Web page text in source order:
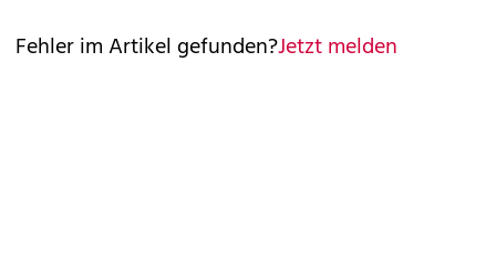
Fehler im Artikel gefunden?Jetzt melden